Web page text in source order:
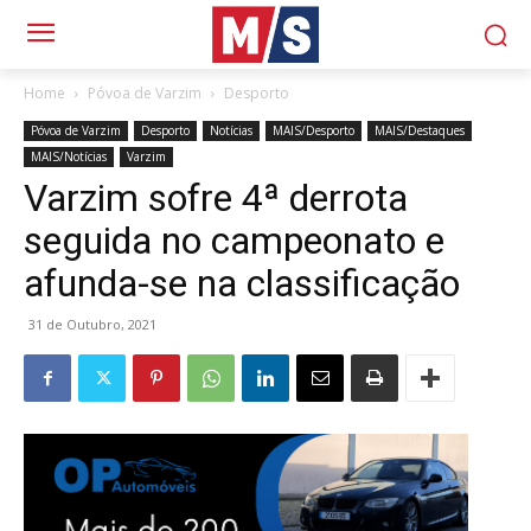
Home Póvoa de Varzim Desporto
Póvoa de Varzim Desporto Notícias MAIS/Desporto
MAIS/Destaques
MAIS/Notícias
Varzim
Varzim sofre 4ª derrota
seguida no campeonato e
afunda-se na classificação
31 de Outubro, 2021